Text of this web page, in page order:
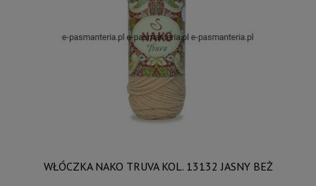
WŁÓCZKA NAKO TRUVA KOL. 13132 JASNY BEŻ